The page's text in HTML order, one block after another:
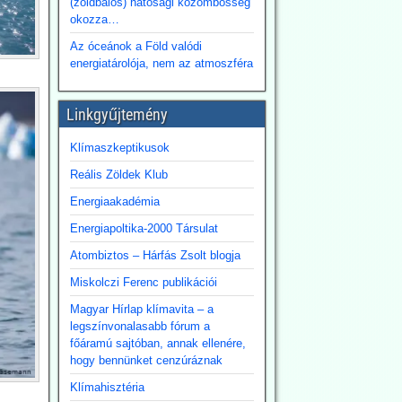
okozza…
Az óceánok a Föld valódi
energiatárolója, nem az atmoszféra
Linkgyűjtemény
Klímaszkeptikusok
Reális Zöldek Klub
Energiaakadémia
Energiapoltika-2000 Társulat
Atombiztos – Hárfás Zsolt blogja
Miskolczi Ferenc publikációi
Magyar Hírlap klímavita – a
legszínvonalasabb fórum a
főáramú sajtóban, annak ellenére,
hogy bennünket cenzúráznak
Klímahisztéria